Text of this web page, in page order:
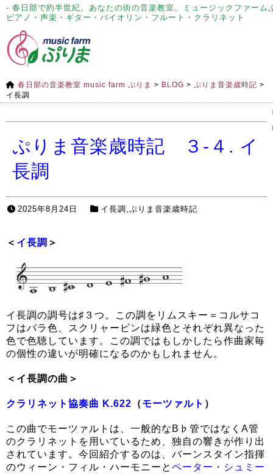
- 春日部で約半世紀。あなたの街の音楽教室。ミュージックファーム
ピアノ・声楽・ギター・バイオリン・フルート・クラリネット
春日部の音楽教室 music farm ぷりま > BLOG > ぷりま音楽歳時記 >
イ長調
ぷりま音楽歳時記 ３-４. イ
長調
2025年8月24日 イ長調 ,ぷりま音楽歳時記
＜ イ長調 ＞
イ長調の調号は♯３つ。この調をリムスキー＝コルサコ
フはバラ色、スクリャービンは緑色とそれぞれ異なった
色で色聴しています。この調ではもしかしたら作曲家毎
の個性の違いが明確になるのかもしれません。
＜イ長調の曲＞
クラリネット協奏曲 K.622 （モーツァルト ）
この曲でモーツァルトは、一般的なB♭管ではなくA管
のクラリネットを用いているため、独自の響きが作り出
されています。今回紹介するのは、バーンスタイン指揮
のウィーン・フィル・ハーモニーと ペーター・シュミー